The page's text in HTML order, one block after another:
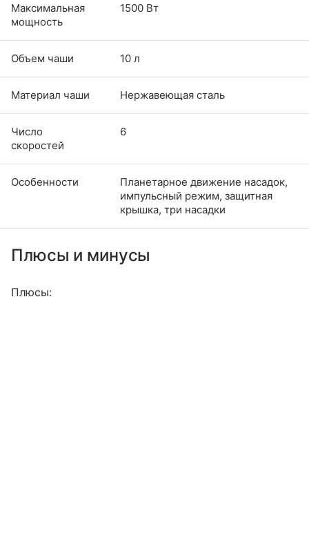
Максимальная
мощность
1500 Вт
Объем чаши 10 л
Материал чаши Нержавеющая сталь
Число
скоростей
6
Особенности
Планетарное движение насадок,
импульсный режим, защитная
крышка, три насадки
Плюсы и минусы
Плюсы: